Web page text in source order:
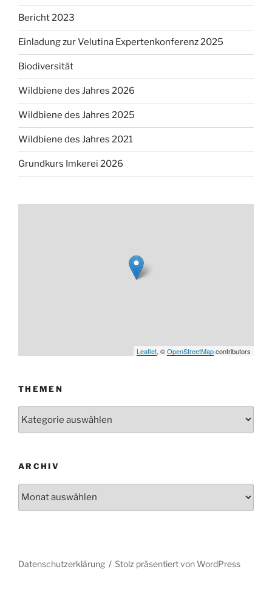
Bericht 2023
Einladung zur Velutina Expertenkonferenz 2025
Biodiversität
Wildbiene des Jahres 2026
Wildbiene des Jahres 2025
Wildbiene des Jahres 2021
Grundkurs Imkerei 2026
Leaflet, ©OpenStreetMapcontributors
THEMEN
ARCHIV
Datenschutzerklärung Stolz präsentiert von WordPress